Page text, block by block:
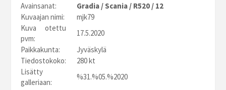
Avainsanat:
Gradia /Scania / R520 / 12
Kuvaajan nimi:
mjk79
Kuva otettu
pvm:
17.5.2020
Paikkakunta:
Jyväskylä
Tiedostokoko:
280 kt
Lisätty
galleriaan:
%31.%05.%2020